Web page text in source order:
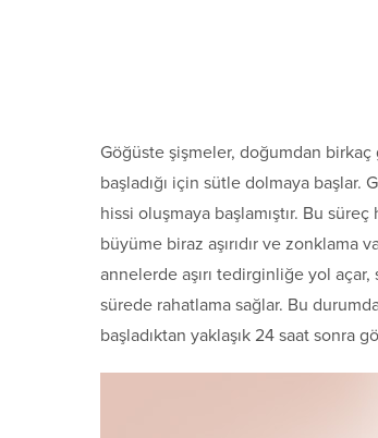
Göğüste şişmeler, doğumdan
başladığı için sütle dolmaya
hissi oluşmaya başlamıştır. Bu
büyüme biraz aşırıdır ve zonklama
annelerde aşırı tedirginliğe yol açar,
sürede rahatlama sağlar. Bu
başladıktan yaklaşık 24 saat sonra